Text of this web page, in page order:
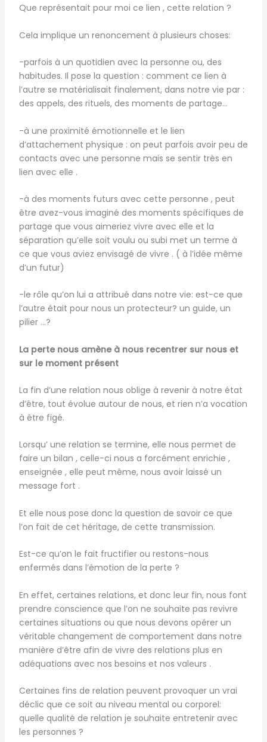
Que représentait pour moi ce lien , cette relation ?
Cela implique un renoncement à plusieurs choses:
-parfois à un quotidien avec la personne ou, des
habitudes. Il pose la question : comment ce lien à
l’autre se matérialisait finalement, dans notre vie par :
des appels, des rituels, des moments de partage…
-à une proximité émotionnelle et le lien
d’attachement physique : on peut parfois avoir peu de
contacts avec une personne mais se sentir très en
lien avec elle .
-à des moments futurs avec cette personne , peut
être avez-vous imaginé des moments spécifiques de
partage que vous aimeriez vivre avec elle et la
séparation qu’elle soit voulu ou subi met un terme à
ce que vous aviez envisagé de vivre . ( à l’idée même
d’un futur)
-le rôle qu’on lui a attribué dans notre vie: est-ce que
l’autre était pour nous un protecteur? un guide, un
pilier …?
La perte nous amène à nous recentrer sur nous et
sur le moment présent
La fin d’une relation nous oblige à revenir à notre état
d’être, tout évolue autour de nous, et rien n’a vocation
à être figé.
Lorsqu’ une relation se termine, elle nous permet de
faire un bilan , celle-ci nous a forcément enrichie ,
enseignée , elle peut même, nous avoir laissé un
message fort .
Et elle nous pose donc la question de savoir ce que
l’on fait de cet héritage, de cette transmission.
Est-ce qu’on le fait fructifier ou restons-nous
enfermés dans l’émotion de la perte ?
En effet, certaines relations, et donc leur fin, nous font
prendre conscience que l’on ne souhaite pas revivre
certaines situations ou que nous devons opérer un
véritable changement de comportement dans notre
manière d’être afin de vivre des relations plus en
adéquations avec nos besoins et nos valeurs .
Certaines fins de relation peuvent provoquer un vrai
déclic que ce soit au niveau mental ou corporel:
quelle qualité de relation je souhaite entretenir avec
les personnes ?